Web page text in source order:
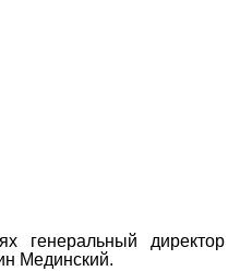
генеральный директор
Мединский.